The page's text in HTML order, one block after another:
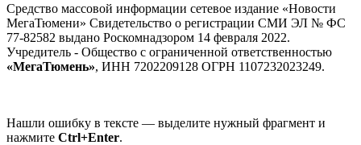
Средство массовой информации сетевое издание «Новости
МегаТюмени» Свидетельство о регистрации СМИ ЭЛ № ФС
77-82582 выдано Роскомнадзором 14 февраля 2022.
Учредитель - Общество с ограниченной ответственностью
«МегаТюмень», ИНН 7202209128 ОГРН 1107232023249.
Нашли ошибку в тексте — выделите нужный фрагмент и
нажмите Ctrl+Enter.